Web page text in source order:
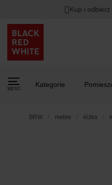
Kup i
MENU
Kategorie
BRW meble łóżka